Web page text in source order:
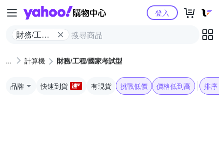
Yahoo購物中心
財務/工程/
型
登入
計算機 財務/工程/國家考試型
品牌 快速到貨 有現貨 挑戰低價 價格低到高 排序